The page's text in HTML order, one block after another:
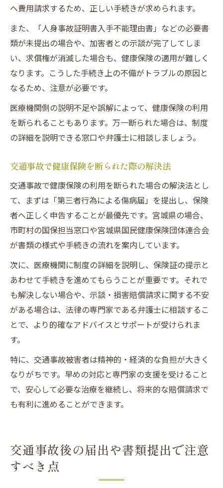
へ費用請求するため、正しい手続きが求められます。
また、「人身事故証明書入手不能理由書」などの必要書
類が未提出の場合や、加害者との示談が完了してしま
い、求償権が消滅した場合も、健康保険の適用が難しく
なります。こうした手続き上の不備がトラブルの原因と
なるため、注意が必要です。
医療機関側の説明不足や誤解によって、健康保険の利用
を断られることもあります。万一断られた場合は、制度
の詳細を説明できる窓口や弁護士に相談しましょう。
交通事故で健康保険を断られた際の解決法
交通事故で健康保険の利用を断られた場合の解決法とし
て、まずは「第三者行為による傷病届」を提出し、保険
者へ正しく申告することが最優先です。宮城県の場合、
市町村の国保担当窓口や宮城県国民健康保険団体連合会
が書類の様式や手続きの流れを案内しています。
次に、医療機関に制度の詳細を説明し、保険証の提示と
あわせて手続きを進めてもらうことが重要です。それで
も解決しない場合や、示談・損害賠償請求に関する不安
がある場合は、法律の専門家である弁護士に相談するこ
とで、より的確なアドバイスとサポートが受けられま
す。
特に、交通事故被害者は精神的・経済的な負担が大きく
なりがちです。早めの対応と専門家の支援を受けること
で、安心して必要な治療を継続し、将来的な賠償請求で
も有利に進めることができます。
交通事故後の届出や書類提出で注意
すべき点